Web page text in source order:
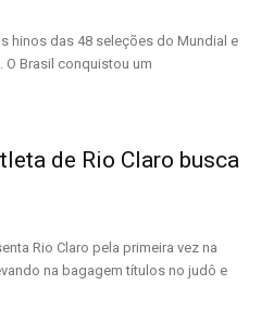
hinos das 48 seleções do Mundial e
Brasil conquistou um
de Rio Claro busca
Rio Claro pela primeira vez na
na bagagem títulos no judô e